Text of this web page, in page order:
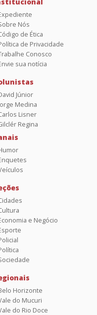
Nós
de Ética
de Privacidade
Conosco
sua notícia
Júnior
Medina
Lisner
Regina
e Negócio
Horizonte
do Mucuri
do Rio Doce